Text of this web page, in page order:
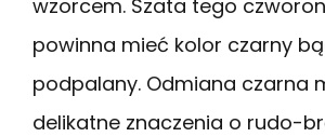
wzorcem. Szata tego
powinna mieć kolor czarny
podpalany. Odmiana czarna
delikatne znaczenia o rudo-